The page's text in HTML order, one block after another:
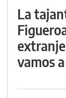
La
vamos